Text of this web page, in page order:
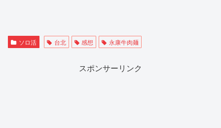
ソロ活 台北 感想 永康牛肉麺
スポンサーリンク